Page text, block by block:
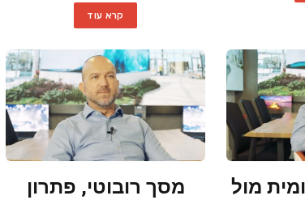
קרא עוד
מול
מסך רובוטי, פתרון